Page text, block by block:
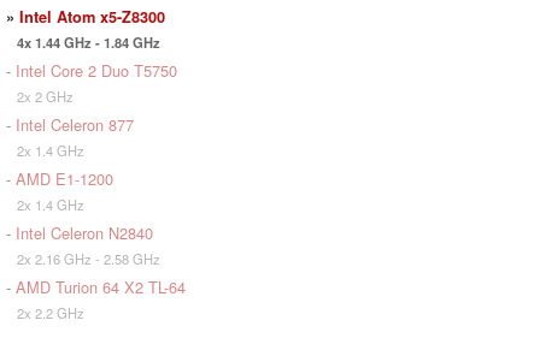
» Intel Atom x5-Z8300
4x 1.44 GHz - 1.84 GHz
- Intel Core 2 Duo T5750
2x 2 GHz
- Intel Celeron 877
2x 1.4 GHz
- AMD E1-1200
2x 1.4 GHz
- Intel Celeron N2840
2x 2.16 GHz - 2.58 GHz
- AMD Turion 64 X2 TL-64
2x 2.2 GHz